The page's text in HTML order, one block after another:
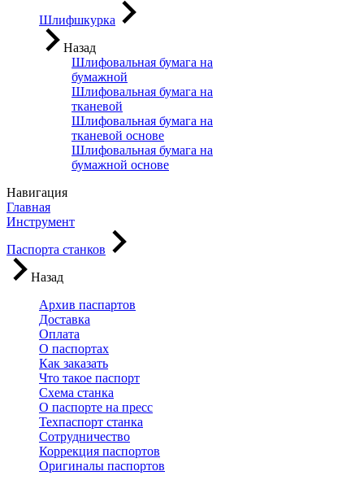
Шлифшкурка
Назад
Шлифовальная бумага на
бумажной
Шлифовальная бумага на
тканевой
Шлифовальная бумага на
тканевой основе
Шлифовальная бумага на
бумажной основе
Навигация
Главная
Инструмент
Паспорта станков
Назад
Архив паспартов
Доставка
Оплата
О паспортах
Как заказать
Что такое паспорт
Схема станка
О паспорте на пресс
Техпаспорт станка
Сотрудничество
Коррекция паспортов
Оригиналы паспортов